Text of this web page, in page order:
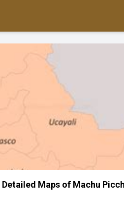
Maps of Machu